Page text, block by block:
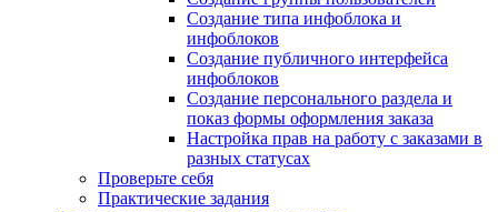
Создание типа инфоблока и
инфоблоков
Создание публичного интерфейса
инфоблоков
Создание персонального раздела и
показ формы оформления заказа
Настройка прав на работу с заказами в
разных статусах
Проверьте себя
Практические задания